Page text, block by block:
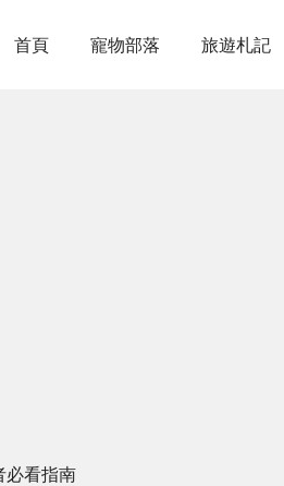
首頁 寵物部落 旅遊札記
必看指南